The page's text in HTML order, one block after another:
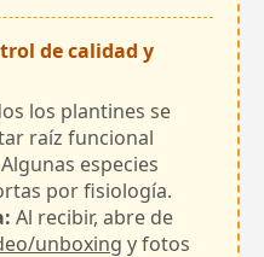
de calidad y
los plantines se
raíz funcional
especies
por fisiología.
Al recibir, abre de
unboxing y fotos